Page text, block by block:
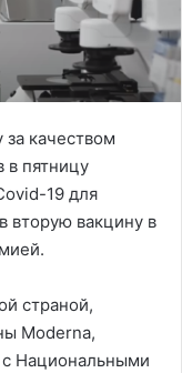
качеством
в пятницу
19 для
вторую вакцину в
страной,
Moderna,
с Национальными